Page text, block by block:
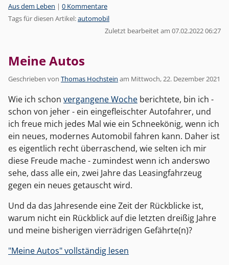
Kategorien:
Aus dem Leben | 0 Kommentare
Tags für diesen Artikel:automobil
Zuletzt bearbeitet am 07.02.2022 06:27
Meine Autos
Geschrieben von Thomas Hochstein am Mittwoch, 22. Dezember 2021
Wie ich schon vergangene Woche berichtete, bin ich -
schon von jeher - ein eingefleischter Autofahrer, und
ich freue mich jedes Mal wie ein Schneekönig, wenn ich
ein neues, modernes Automobil fahren kann. Daher ist
es eigentlich recht überraschend, wie selten ich mir
diese Freude mache - zumindest wenn ich anderswo
sehe, dass alle ein, zwei Jahre das Leasingfahrzeug
gegen ein neues getauscht wird.
Und da das Jahresende eine Zeit der Rückblicke ist,
warum nicht ein Rückblick auf die letzten dreißig Jahre
und meine bisherigen vierrädrigen Gefährte(n)?
"Meine Autos" vollständig lesen